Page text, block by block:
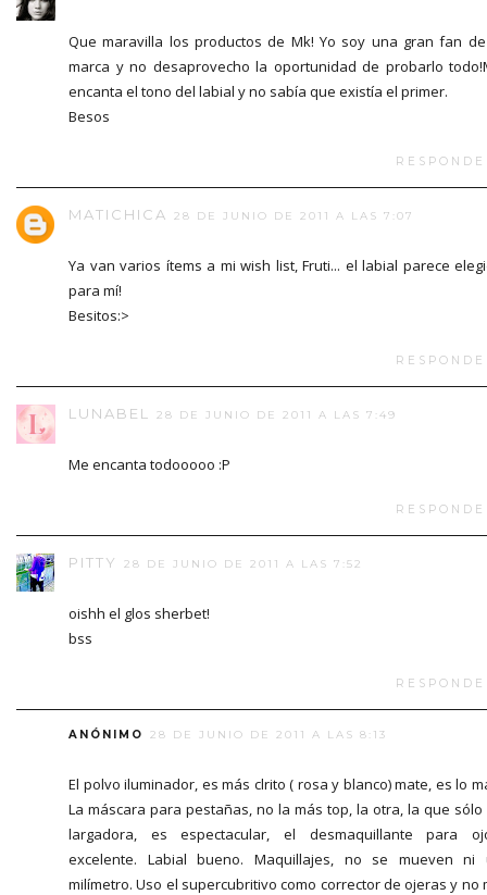
Que maravilla los productos de Mk! Yo soy una gran fan
marca y no desaprovecho la oportunidad de probarlo
encanta el tono del labial y no sabía que existía el primer.
Besos
MATICHICA 28 DE JUNIO DE 2011 A LAS 7:07
Ya van varios ítems a mi wish list, Fruti... el labial parece
para mí!
Besitos:>
LUNABEL 28 DE JUNIO DE 2011 A LAS 7:49
Me encanta todooooo :P
PITTY 28 DE JUNIO DE 2011 A LAS 7:52
oishh el glos sherbet!
bss
ANÓNIMO 28 DE JUNIO DE 2011 A LAS 8:13
El polvo iluminador, es más clrito ( rosa y blanco) mate, es lo
La máscara para pestañas, no la más top, la otra, la que sólo
largadora, es espectacular, el desmaquillante para
excelente. Labial bueno. Maquillajes, no se mueven ni
milímetro. Uso el supercubritivo como corrector de ojeras y no